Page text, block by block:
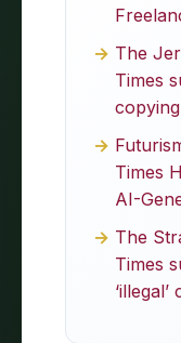
The
Times
Times
AI-
The
Times